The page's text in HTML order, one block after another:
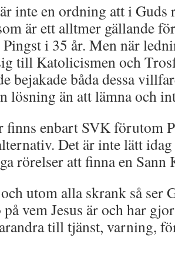
inte en ordning att i
är ett alltmer gällande
i 35 år. Men när
till Katolicismen och
bejakade båda dessa
lösning än att lämna och
finns enbart SVK förutom
Det är inte lätt
rörelser att finna en Sann
utom alla skrank så ser
på vem Jesus är och har
till tjänst, varning,